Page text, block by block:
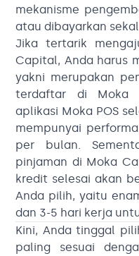
mekanisme
atau dibayarkan
Jika tertarik
Capital, Anda harus
yakni merupakan
terdaftar di Moka
aplikasi Moka POS
mempunyai
per bulan.
pinjaman di Moka
kredit selesai akan
Anda pilih, yaitu
dan 3-5 hari kerja
Kini, Anda tinggal
paling sesuai